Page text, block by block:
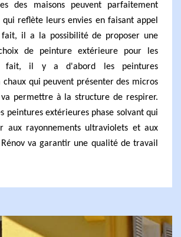
des maisons peuvent parfaitement
reflète leurs envies en faisant appel
fait, il a la possibilité de proposer une
de peinture extérieure pour les
fait, il y a d'abord les peintures
qui peuvent présenter des micros
va permettre à la structure de respirer.
peintures extérieures phase solvant qui
aux rayonnements ultraviolets et aux
va garantir une qualité de travail